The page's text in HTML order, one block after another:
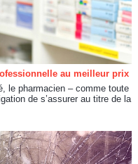
au meilleur prix
le pharmacien – comme toute
de s’assurer au titre de la